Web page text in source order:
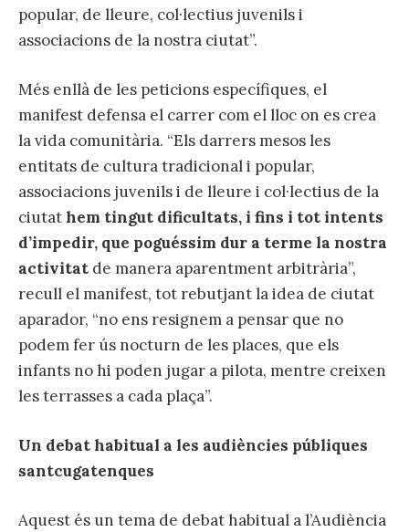
popular, de lleure, col·lectius juvenils i
associacions de la nostra ciutat”.
Més enllà de les peticions específiques, el
manifest defensa el carrer com el lloc on es crea
la vida comunitària. “Els darrers mesos les
entitats de cultura tradicional i popular,
associacions juvenils i de lleure i col·lectius de la
ciutat hem tingut dificultats, i fins i tot intents
d’impedir, que poguéssim dur a terme la nostra
activitat de manera aparentment arbitrària”,
recull el manifest, tot rebutjant la idea de ciutat
aparador, “no ens resignem a pensar que no
podem fer ús nocturn de les places, que els
infants no hi poden jugar a pilota, mentre creixen
les terrasses a cada plaça”.
Un debat habitual a les audiències públiques
santcugatenques
Aquest és un tema de debat habitual a l’Audiència